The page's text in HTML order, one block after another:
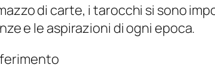
di carte, i tarocchi si sono
e le aspirazioni di ogni epoca.